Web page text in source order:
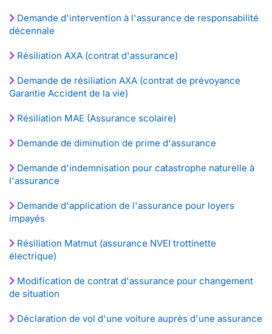
Demande d'intervention à l'assurance de responsabilité
décennale
Résiliation AXA (contrat d'assurance)
Demande de résiliation AXA (contrat de prévoyance
Garantie Accident de la vie)
Résiliation MAE (Assurance scolaire)
Demande de diminution de prime d'assurance
Demande d'indemnisation pour catastrophe naturelle à
l'assurance
Demande d'application de l'assurance pour loyers
impayés
Résiliation Matmut (assurance NVEI trottinette
électrique)
Modification de contrat d'assurance pour changement
de situation
Déclaration de vol d'une voiture auprès d'une assurance